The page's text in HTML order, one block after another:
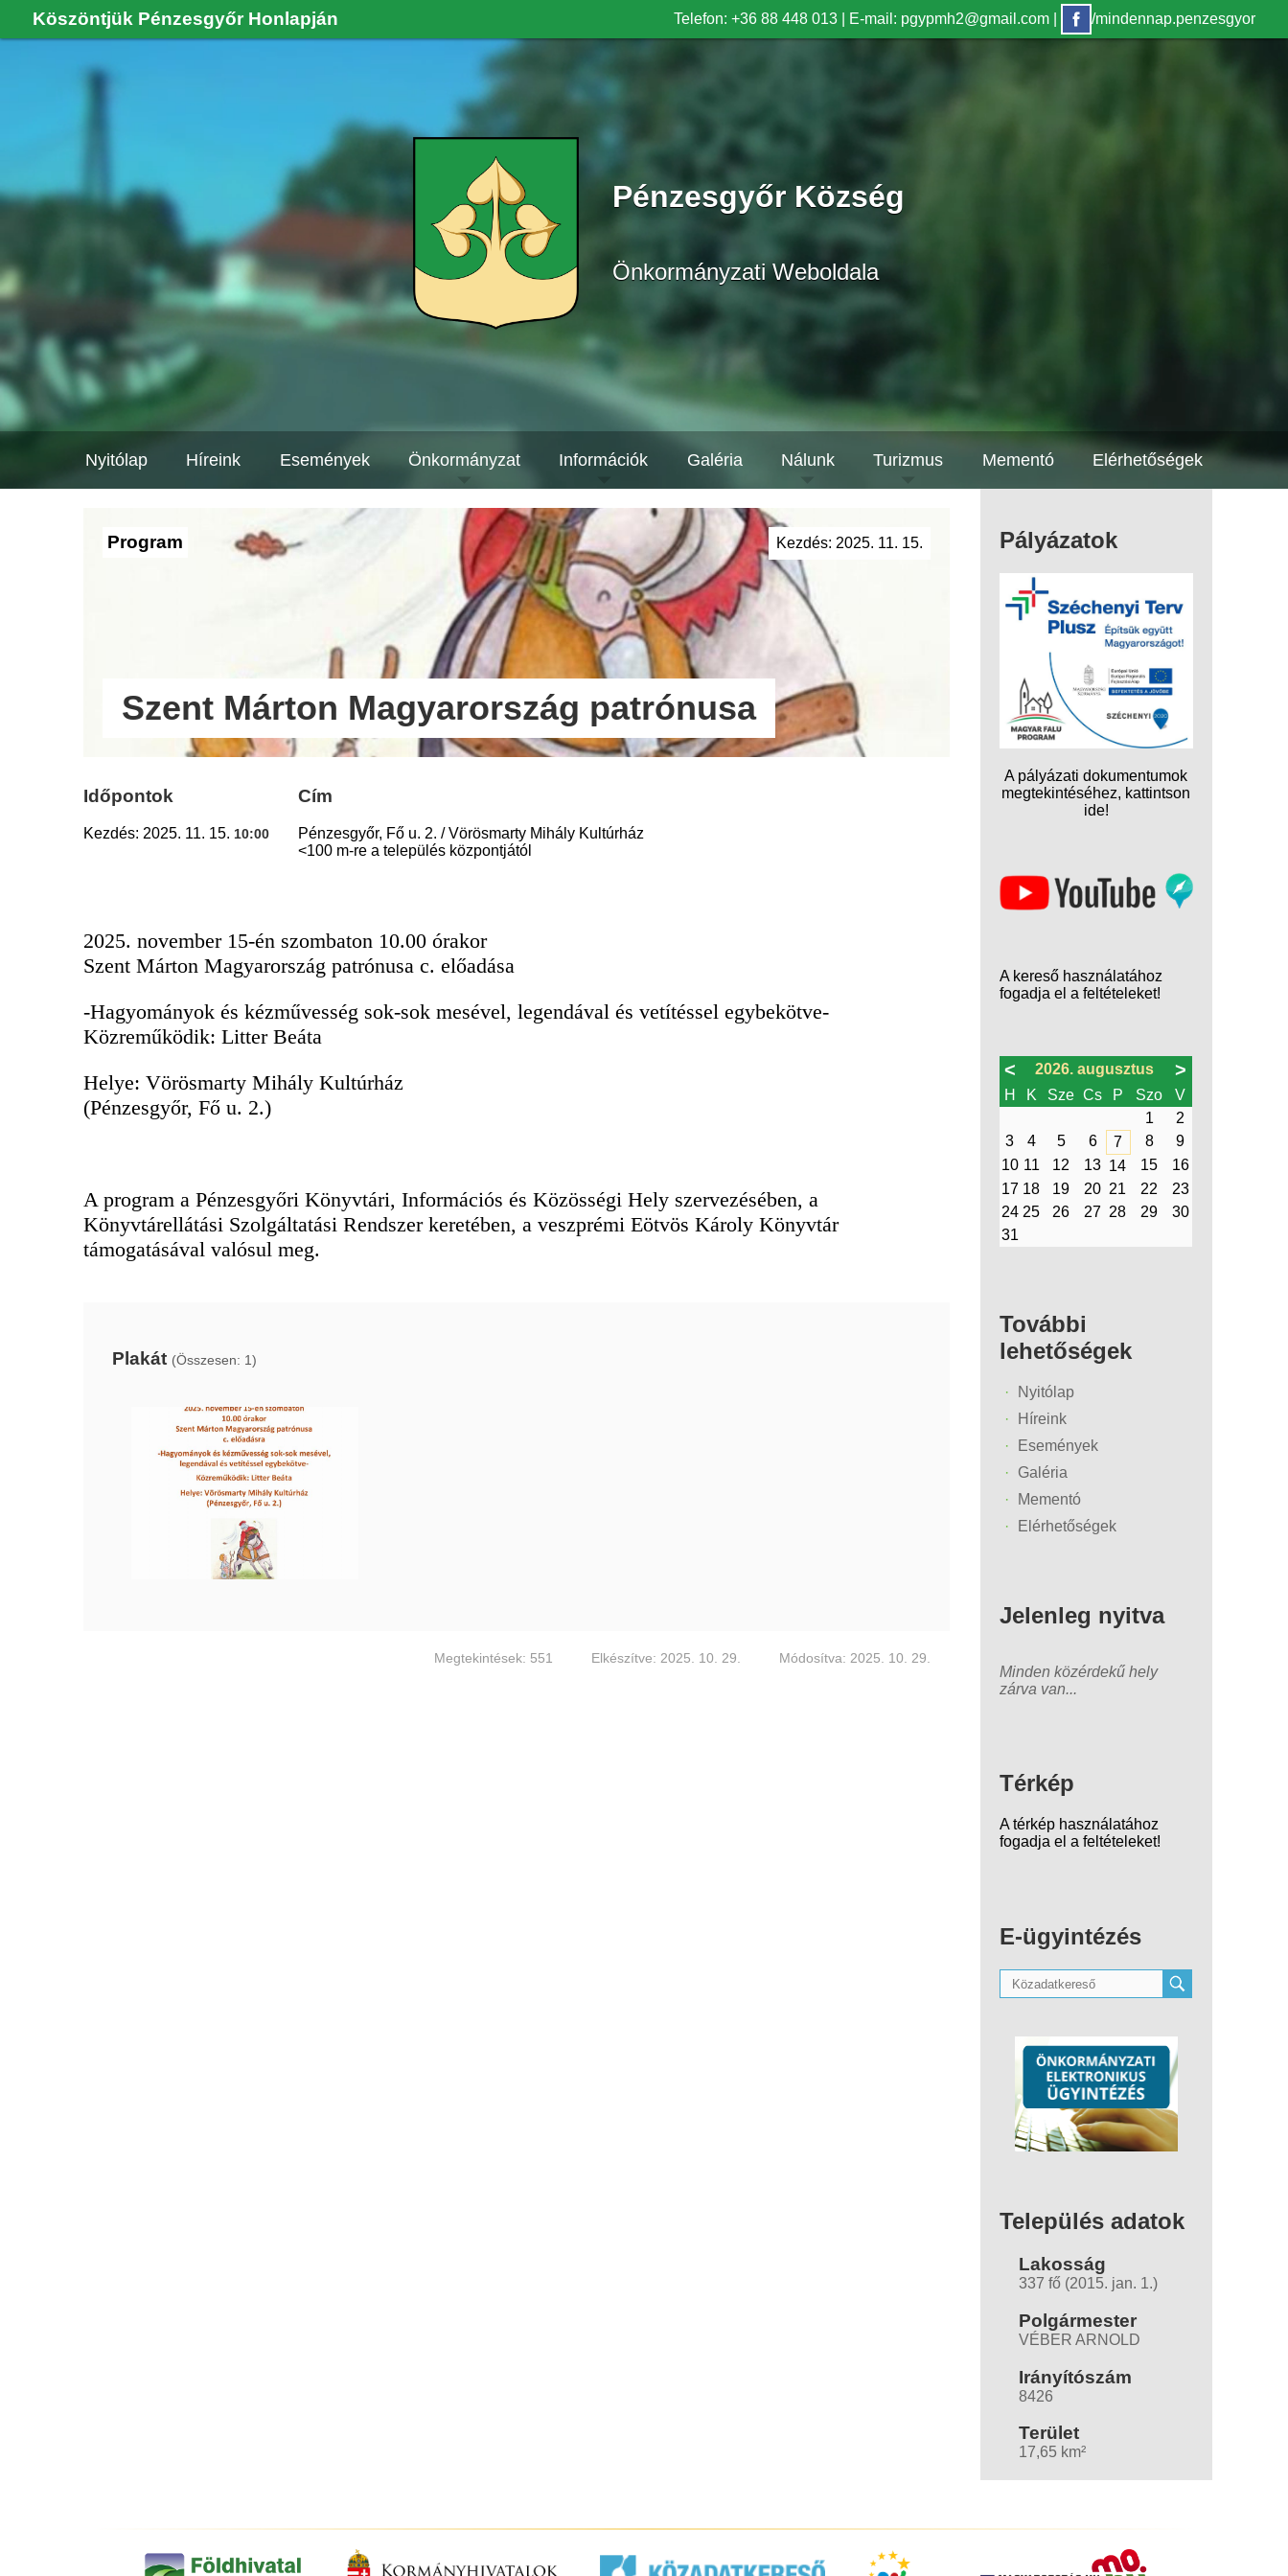
Köszöntjük Pénzesgyőr Honlapján Telefon: +36 88 448 013 E-mail: pgypmh2@gmail.com /mindennap.penzesgyor
Pénzesgyőr Község
Önkormányzati Weboldala
Nyitólap Híreink Események Önkormányzat Információk Galéria Nálunk Turizmus Mementó Elérhetőségek
Szent Márton Magyarország patrónusa
Program Kezdés: 2025. 11. 15.
Időpontok
Kezdés: 2025. 11. 15. 10:00
Cím
Pénzesgyőr, Fő u. 2. / Vörösmarty Mihály Kultúrház
<100 m-re a település központjától
2025. november 15-én szombaton 10.00 órakor
Szent Márton Magyarország patrónusa c. előadása
-Hagyományok és kézművesség sok-sok mesével, legendával és vetítéssel egybekötve-
Közreműködik: Litter Beáta
Helye: Vörösmarty Mihály Kultúrház
(Pénzesgyőr, Fő u. 2.)
A program a Pénzesgyőri Könyvtári, Információs és Közösségi Hely szervezésében, a
Könyvtárellátási Szolgáltatási Rendszer keretében, a veszprémi Eötvös Károly Könyvtár
támogatásával valósul meg.
Plakát (Összesen: 1)
Megtekintések: 551 Elkészítve: 2025. 10. 29. Módosítva: 2025. 10. 29.
Pályázatok
A pályázati dokumentumok
megtekintéséhez, kattintson
ide!
A kereső használatához
fogadja el a feltételeket!
< 2026. augusztus >
H K Sze Cs P Szo
V
1
2
3
4 5 6 7 8
9
10 11 12 13 14 15
16
17 18 19 20 21 22
23
24 25 26 27 28 29
30
31
További
lehetőségek
Nyitólap
Híreink
Események
Galéria
Mementó
Elérhetőségek
Jelenleg nyitva
Minden közérdekű hely
zárva van...
Térkép
A térkép használatához
fogadja el a feltételeket!
E-ügyintézés
Település adatok
Lakosság
337 fő (2015. jan. 1.)
Polgármester
VÉBER ARNOLD
Irányítószám
8426
Terület
17,65 km²